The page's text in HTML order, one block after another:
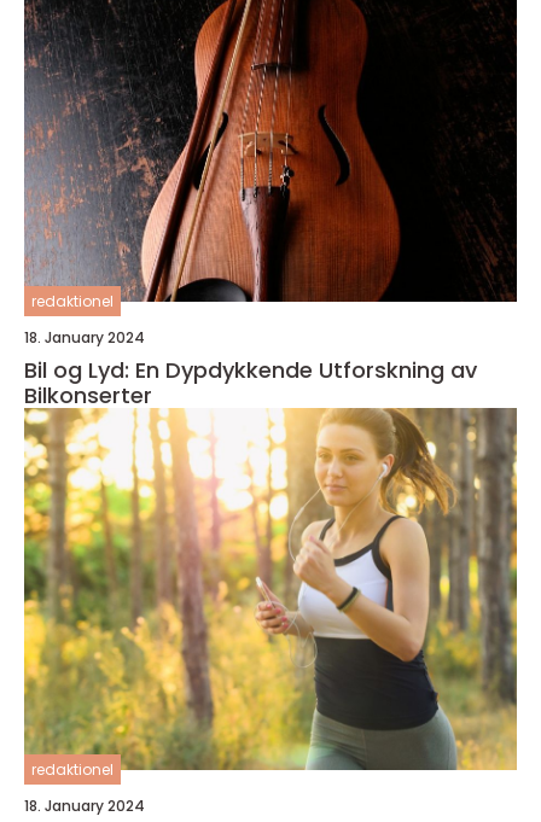
redaktionel
18. January 2024
Bil og Lyd: En Dypdykkende Utforskning av
Bilkonserter
redaktionel
18. January 2024